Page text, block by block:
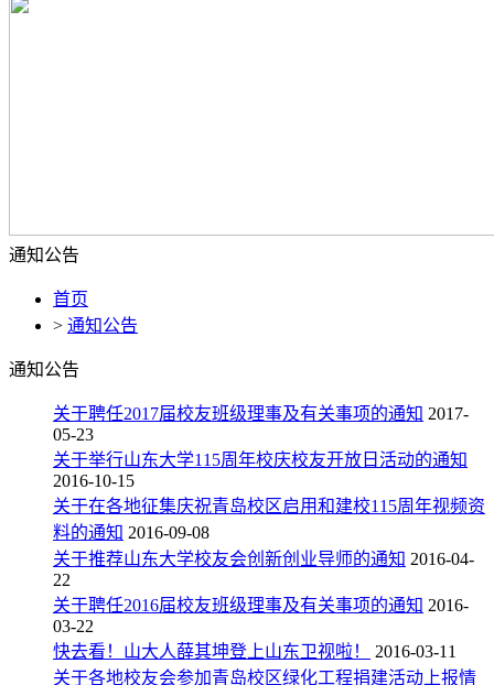
通知公告
首页
> 通知公告
通知公告
关于聘任2017届校友班级理事及有关事项的通知 2017-
05-23
关于举行山东大学115周年校庆校友开放日活动的通知
2016-10-15
关于在各地征集庆祝青岛校区启用和建校115周年视频资
料的通知 2016-09-08
关于推荐山东大学校友会创新创业导师的通知 2016-04-
22
关于聘任2016届校友班级理事及有关事项的通知 2016-
03-22
快去看！山大人薛其坤登上山东卫视啦！
2016-03-11
关于各地校友会参加青岛校区绿化工程捐建活动上报情